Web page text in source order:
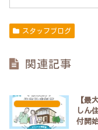
スタッフブログ
関連記事
【最
しん
付開